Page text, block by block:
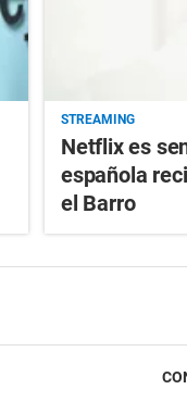
STREAMING
Netflix es
española
el Barro